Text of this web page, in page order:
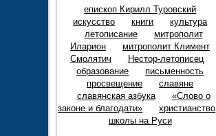
епископ Кирилл Туровский
искусство
книги
культура
летописание
митрополит
Иларион
митрополит Климент
Смолятич
Нестор-летописец
образование
письменность
просвещение
славяне
славянская азбука
«Слово о
законе и благодати»
христианство
школы на Руси